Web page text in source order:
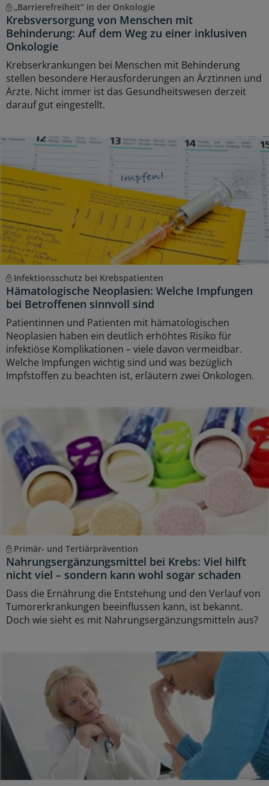
„Barrierefreiheit“ in der Onkologie
Krebsversorgung von Menschen mit
Behinderung: Auf dem Weg zu einer inklusiven
Onkologie
Krebserkrankungen bei Menschen mit Behinderung
stellen besondere Herausforderungen an Ärztinnen und
Ärzte. Nicht immer ist das Gesundheitswesen derzeit
darauf gut eingestellt.
Infektionsschutz bei Krebspatienten
Hämatologische Neoplasien: Welche Impfungen
bei Betroffenen sinnvoll sind
Patientinnen und Patienten mit hämatologischen
Neoplasien haben ein deutlich erhöhtes Risiko für
infektiöse Komplikationen – viele davon vermeidbar.
Welche Impfungen wichtig sind und was bezüglich
Impfstoffen zu beachten ist, erläutern zwei Onkologen.
Primär- und Tertiärprävention
Nahrungsergänzungsmittel bei Krebs: Viel hilft
nicht viel – sondern kann wohl sogar schaden
Dass die Ernährung die Entstehung und den Verlauf von
Tumorerkrankungen beeinflussen kann, ist bekannt.
Doch wie sieht es mit Nahrungsergänzungsmitteln aus?